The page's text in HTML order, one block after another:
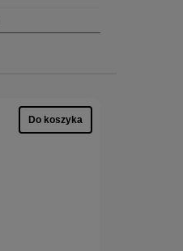
Do koszyka